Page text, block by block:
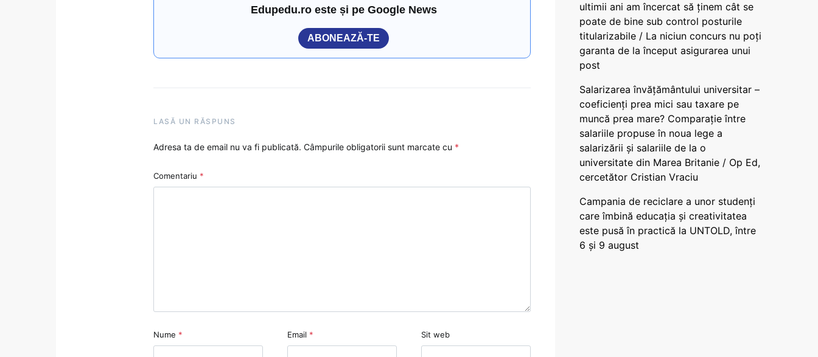
Edupedu.ro este și pe Google News
ABONEAZĂ-TE
LASĂ UN RĂSPUNS
Adresa ta de email nu va fi publicată. Câmpurile obligatorii sunt marcate cu *
Comentariu *
Nume * Email * Sit web
ultimii ani am încercat să ținem cât se
poate de bine sub control posturile
titularizabile / La niciun concurs nu poți
garanta de la început asigurarea unui
post
Salarizarea învățământului universitar –
coeficienți prea mici sau taxare pe
muncă prea mare? Comparație între
salariile propuse în noua lege a
salarizării și salariile de la o
universitate din Marea Britanie / Op Ed,
cercetător Cristian Vraciu
Campania de reciclare a unor studenți
care îmbină educația și creativitatea
este pusă în practică la UNTOLD, între
6 și 9 august